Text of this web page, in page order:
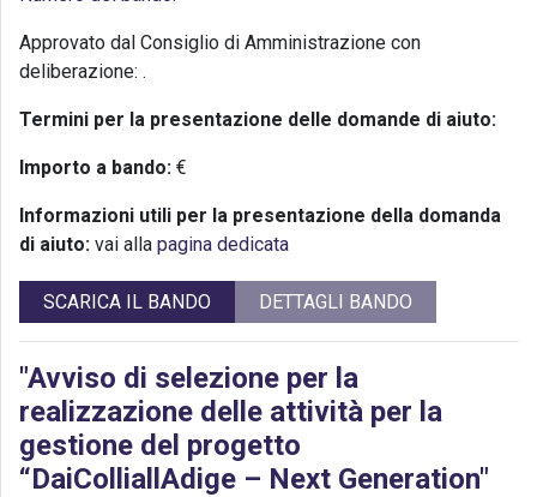
Approvato dal Consiglio di Amministrazione con
deliberazione: .
Termini per la presentazione delle domande di aiuto:
Importo a bando: €
Informazioni utili per la presentazione della domanda
di aiuto: vai alla pagina dedicata
SCARICA IL BANDO DETTAGLI BANDO
"Avviso di selezione per la
realizzazione delle attività per la
gestione del progetto
“DaiColliallAdige – Next Generation"